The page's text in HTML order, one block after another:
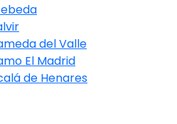
del Valle
El Madrid
de Henares